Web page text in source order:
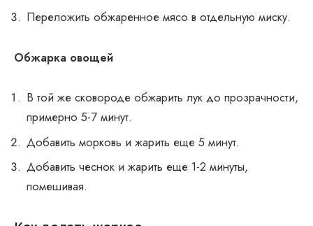
Переложить обжаренное мясо в отдельную миску.
Обжарка овощей
В той же сковороде обжарить лук до прозрачности,
примерно 5-7 минут.
Добавить морковь и жарить еще 5 минут.
Добавить чеснок и жарить еще 1-2 минуты,
помешивая.